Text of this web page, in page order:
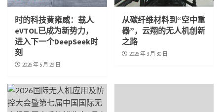
时的科技黄雍威：载人
eVTOL已成为新势力，
进入下一个DeepSeek时
刻
2026 年 5 月 29 日
从碳纤维材料到“空中重
器”，云翔的无人机创新
之路
2026 年 3 月 30 日